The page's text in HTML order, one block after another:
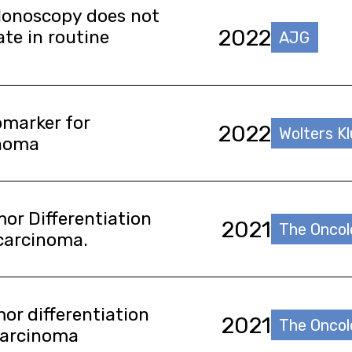
does not
in routine
2022 AJG
for
2022 Wolters
Differentiation
2021 The
differentiation
2021 The